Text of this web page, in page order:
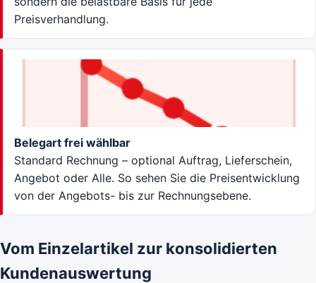
Preisverhandlung.
Belegart frei wählbar
Standard Rechnung – optional Auftrag, Lieferschein,
Angebot oder Alle. So sehen Sie die Preisentwicklung
von der Angebots- bis zur Rechnungsebene.
Vom Einzelartikel zur konsolidierten
Kundenauswertung